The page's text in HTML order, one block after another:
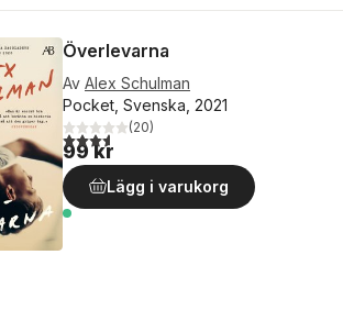
Överlevarna
Av Alex Schulman
Pocket, Svenska, 2021
3,6utav 5 stjärnor. Totalt antal röster:
(20)
99 kr
Lägg i varukorg